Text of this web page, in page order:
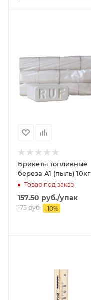
Брикеты топливные
береза А1 (пыль) 10кг
Товар под заказ
157.50 руб./упак
175руб. -10%